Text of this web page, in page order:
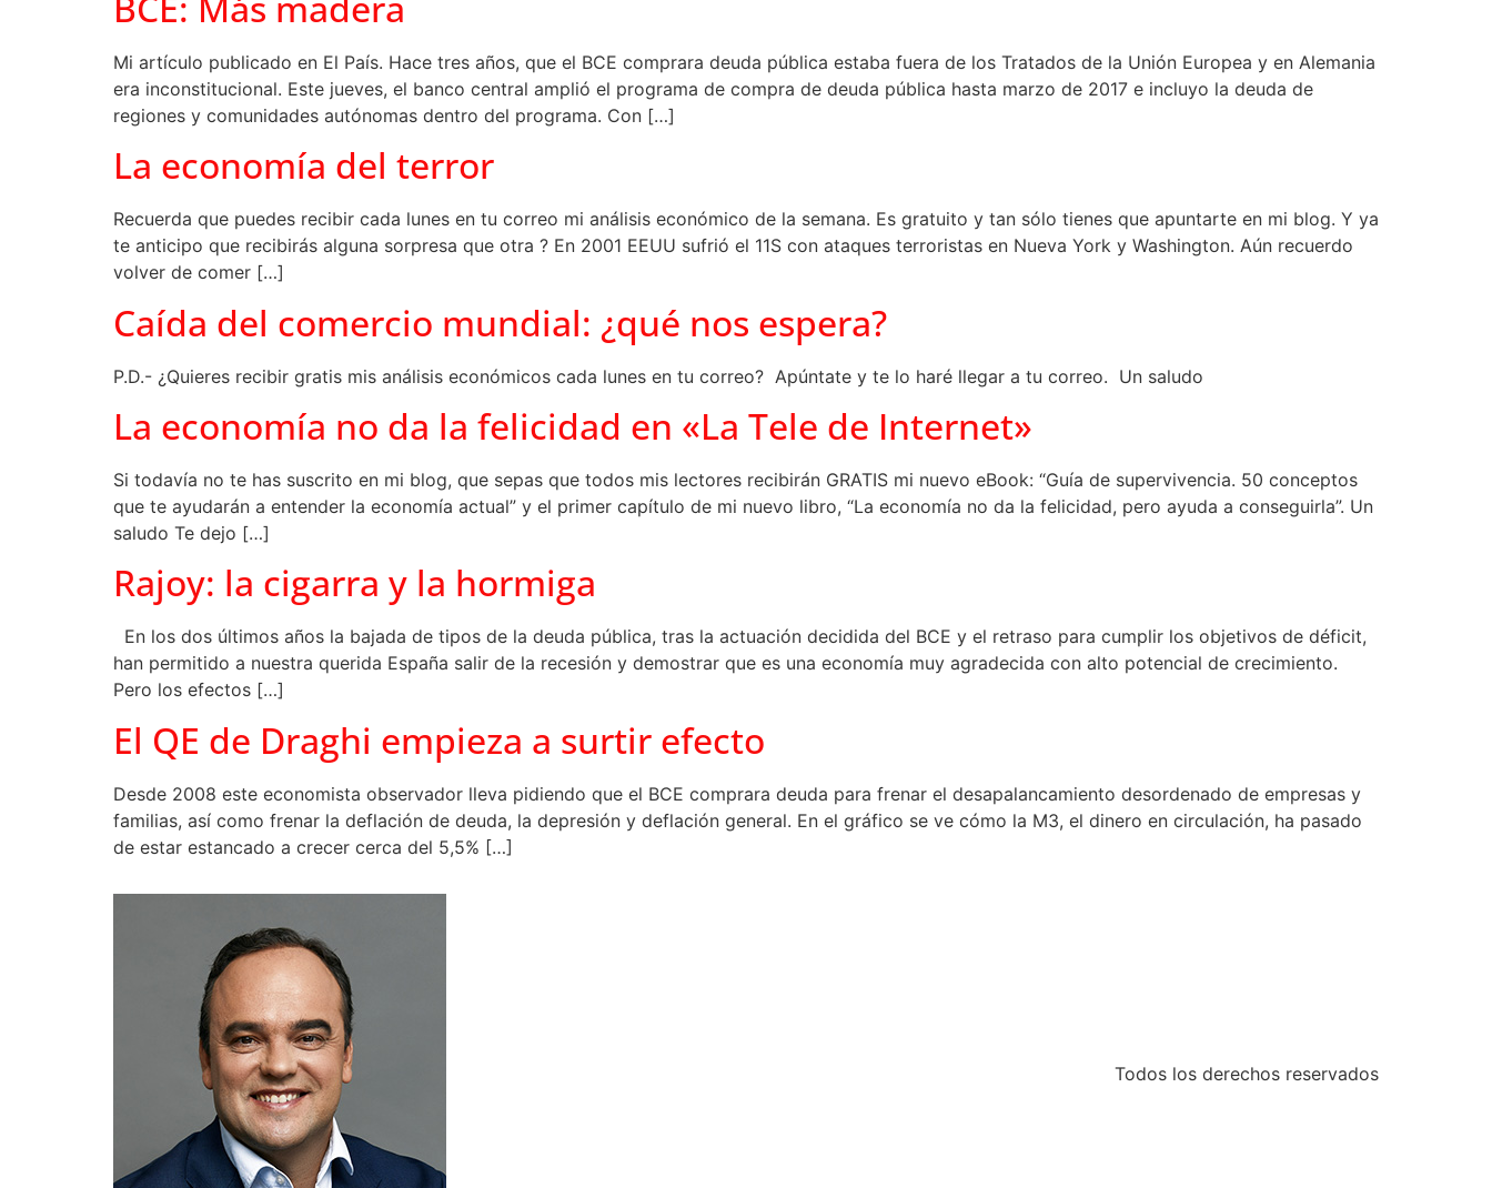
Mi artículo publicado en El País. Hace tres años, que el BCE comprara deuda pública estaba fuera de los Tratados de la Unión Europea y en Alemania
era inconstitucional. Este jueves, el banco central amplió el programa de compra de deuda pública hasta marzo de 2017 e incluyo la deuda de
regiones y comunidades autónomas dentro del programa. Con […]
La economía del terror
Recuerda que puedes recibir cada lunes en tu correo mi análisis económico de la semana. Es gratuito y tan sólo tienes que apuntarte en mi blog. Y ya
te anticipo que recibirás alguna sorpresa que otra ? En 2001 EEUU sufrió el 11S con ataques terroristas en Nueva York y Washington. Aún recuerdo
volver de comer […]
Caída del comercio mundial: ¿qué nos espera?
P.D.- ¿Quieres recibir gratis mis análisis económicos cada lunes en tu correo? Apúntate y te lo haré llegar a tu correo. Un saludo
La economía no da la felicidad en «La Tele de Internet»
Si todavía no te has suscrito en mi blog, que sepas que todos mis lectores recibirán GRATIS mi nuevo eBook: “Guía de supervivencia. 50 conceptos
que te ayudarán a entender la economía actual” y el primer capítulo de mi nuevo libro, “La economía no da la felicidad, pero ayuda a conseguirla”. Un
saludo Te dejo […]
Rajoy: la cigarra y la hormiga
En los dos últimos años la bajada de tipos de la deuda pública, tras la actuación decidida del BCE y el retraso para cumplir los objetivos de déficit,
han permitido a nuestra querida España salir de la recesión y demostrar que es una economía muy agradecida con alto potencial de crecimiento.
Pero los efectos […]
El QE de Draghi empieza a surtir efecto
Desde 2008 este economista observador lleva pidiendo que el BCE comprara deuda para frenar el desapalancamiento desordenado de empresas y
familias, así como frenar la deflación de deuda, la depresión y deflación general. En el gráfico se ve cómo la M3, el dinero en circulación, ha pasado
de estar estancado a crecer cerca del 5,5% […]
Todos los derechos reservados